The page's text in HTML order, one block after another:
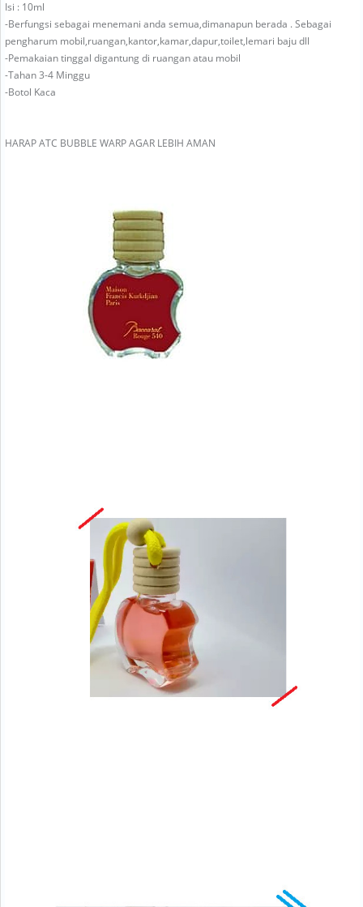
Isi : 10ml
-Berfungsi sebagai menemani anda semua,dimanapun berada . Sebagai
pengharum mobil,ruangan,kantor,kamar,dapur,toilet,lemari baju dll
-Pemakaian tinggal digantung di ruangan atau mobil
-Tahan 3-4 Minggu
-Botol Kaca
HARAP ATC BUBBLE WARP AGAR LEBIH AMAN